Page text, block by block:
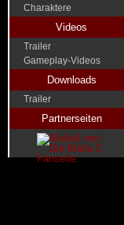
Charaktere
Videos
Trailer
Gameplay-Videos
Downloads
Trailer
Partnerseiten